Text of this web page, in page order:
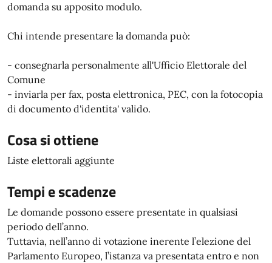
domanda su apposito modulo.
Chi intende presentare la domanda può:
- consegnarla personalmente all'Ufficio Elettorale del
Comune
- inviarla per fax, posta elettronica, PEC, con la fotocopia
di documento d'identita' valido.
Cosa si ottiene
Liste elettorali aggiunte
Tempi e scadenze
Le domande possono essere presentate in qualsiasi
periodo dell’anno.
Tuttavia, nell’anno di votazione inerente l’elezione del
Parlamento Europeo, l’istanza va presentata entro e non